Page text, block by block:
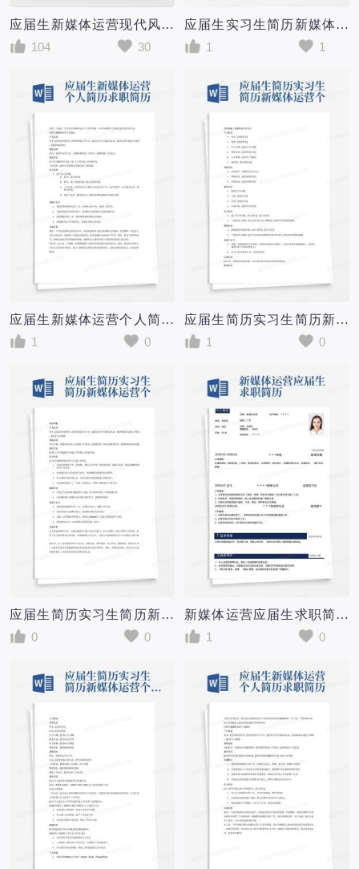
应届生新媒体运营现代风格个人求职简历word简历模板
104
30
应届生实习生简历新媒体运营个人求职简历word成套模板
1
1
应届生新媒体运营个人简历求职简历word简历模板
1
0
应届生简历实习生简历新媒体运营个人求职简历word简历模板
1
0
应届生简历实习生简历新媒体运营个人求职简历word简历模板
0
0
新媒体运营应届生求职简历
1
0